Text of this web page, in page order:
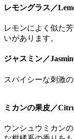
レモングラス／
レモンによく似た
いがあります。
ジャスミン／
スパイシーな刺激
ミカンの果皮／
ウンシュウミカン